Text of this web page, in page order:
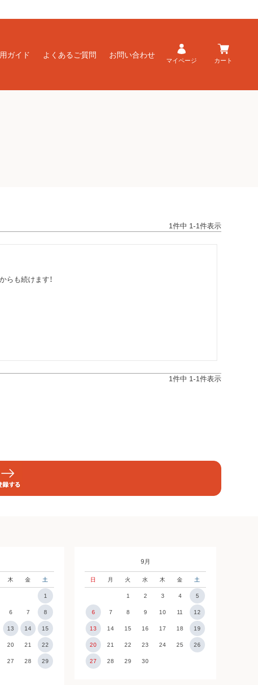
ガイド よくあるご質問 お問い合わせ
マイページ カート
1件中 1-1件表示
らも続けます！
1件中 1-1件表示
木 金 土
1
6 7 8
13 14 15
20 21 22
27 28 29
9月
日 月 火 水 木 金 土
1 2 3 4 5
6 7 8 9 10 11 12
13 14 15 16 17 18 19
20 21 22 23 24 25 26
27 28 29 30